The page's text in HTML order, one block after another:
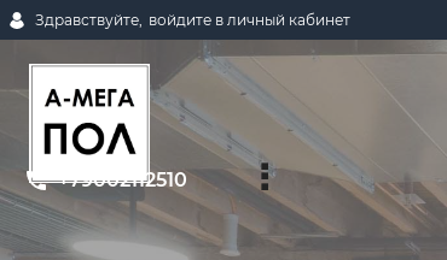
Здравствуйте, войдите в личный кабинет
+79002112510